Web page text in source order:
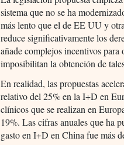
sistema que no se ha
más lento que el de EE UU y
reduce significativamente los
añade complejos incentivos
imposibilitan la obtención de
En realidad, las propuestas
relativo del 25% en la I+D en
clínicos que se realizan en
19%. Las cifras anuales que ha
gasto en I+D en China fue más